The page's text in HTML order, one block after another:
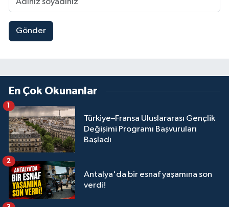
Gönder
En Çok Okunanlar
Türkiye–Fransa Uluslararası Gençlik
Değişimi Programı Başvuruları
Başladı
1
Antalya'da bir esnaf yaşamına son
verdi!
2